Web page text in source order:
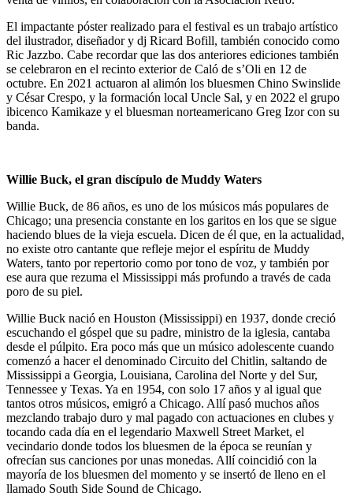
El impactante póster realizado para el festival es un trabajo artístico
del ilustrador, diseñador y dj Ricard Bofill, también conocido como
Ric Jazzbo. Cabe recordar que las dos anteriores ediciones también
se celebraron en el recinto exterior de Caló de s’Oli en 12 de
octubre. En 2021 actuaron al alimón los bluesmen Chino Swinslide
y César Crespo, y la formación local Uncle Sal, y en 2022 el grupo
ibicenco Kamikaze y el bluesman norteamericano Greg Izor con su
banda.
Willie Buck, el gran discípulo de Muddy Waters
Willie Buck, de 86 años, es uno de los músicos más populares de
Chicago; una presencia constante en los garitos en los que se sigue
haciendo blues de la vieja escuela. Dicen de él que, en la actualidad,
no existe otro cantante que refleje mejor el espíritu de Muddy
Waters, tanto por repertorio como por tono de voz, y también por
ese aura que rezuma el Mississippi más profundo a través de cada
poro de su piel.
Willie Buck nació en Houston (Mississippi) en 1937, donde creció
escuchando el góspel que su padre, ministro de la iglesia, cantaba
desde el púlpito. Era poco más que un músico adolescente cuando
comenzó a hacer el denominado Circuito del Chitlin, saltando de
Mississippi a Georgia, Louisiana, Carolina del Norte y del Sur,
Tennessee y Texas. Ya en 1954, con solo 17 años y al igual que
tantos otros músicos, emigró a Chicago. Allí pasó muchos años
mezclando trabajo duro y mal pagado con actuaciones en clubes y
tocando cada día en el legendario Maxwell Street Market, el
vecindario donde todos los bluesmen de la época se reunían y
ofrecían sus canciones por unas monedas. Allí coincidió con la
mayoría de los bluesmen del momento y se insertó de lleno en el
llamado South Side Sound de Chicago.